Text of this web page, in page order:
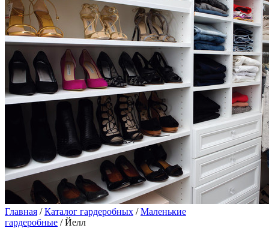
Главная /Каталог гардеробных /Маленькие
гардеробные / Йелл